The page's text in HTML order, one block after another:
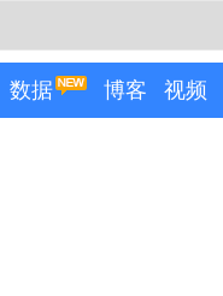
数据 博客 视频